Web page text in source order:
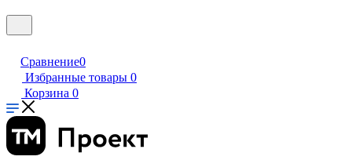
Сравнение0
Избранные товары 0
Корзина 0